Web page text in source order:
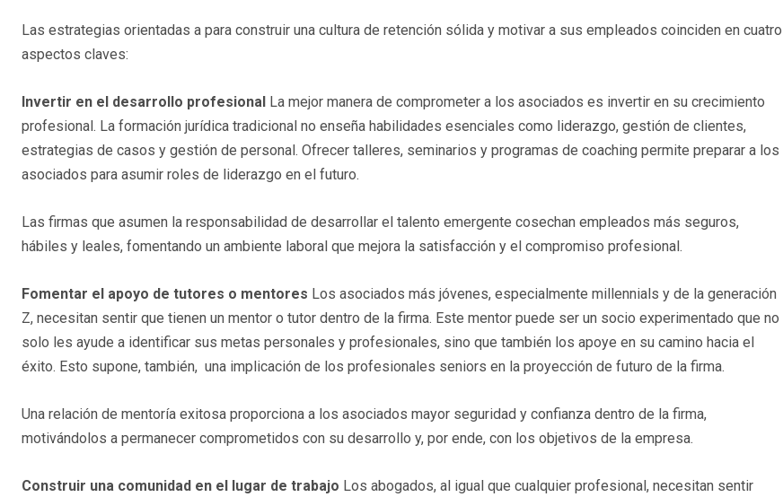
Las estrategias orientadas a para construir una cultura de retención sólida y motivar a sus empleados coinciden en cuatro
aspectos claves:
Invertir en el desarrollo profesional La mejor manera de comprometer a los asociados es invertir en su crecimiento
profesional. La formación jurídica tradicional no enseña habilidades esenciales como liderazgo, gestión de clientes,
estrategias de casos y gestión de personal. Ofrecer talleres, seminarios y programas de coaching permite preparar a los
asociados para asumir roles de liderazgo en el futuro.
Las firmas que asumen la responsabilidad de desarrollar el talento emergente cosechan empleados más seguros,
hábiles y leales, fomentando un ambiente laboral que mejora la satisfacción y el compromiso profesional.
Fomentar el apoyo de tutores o mentores Los asociados más jóvenes, especialmente millennials y de la generación
Z, necesitan sentir que tienen un mentor o tutor dentro de la firma. Este mentor puede ser un socio experimentado que no
solo les ayude a identificar sus metas personales y profesionales, sino que también los apoye en su camino hacia el
éxito. Esto supone, también, una implicación de los profesionales seniors en la proyección de futuro de la firma.
Una relación de mentoría exitosa proporciona a los asociados mayor seguridad y confianza dentro de la firma,
motivándolos a permanecer comprometidos con su desarrollo y, por ende, con los objetivos de la empresa.
Construir una comunidad en el lugar de trabajo Los abogados, al igual que cualquier profesional, necesitan sentir